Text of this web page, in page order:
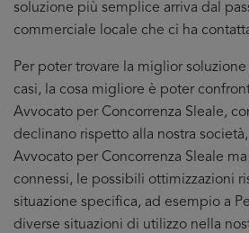
soluzione più semplice arriva dal
commerciale locale che ci ha
Per poter trovare la miglior
casi, la cosa migliore è poter
Avvocato per Concorrenza Sleale,
declinano rispetto alla nostra
Avvocato per Concorrenza Sleale
connessi, le possibili ottimizzazioni
situazione specifica, ad esempio a
diverse situazioni di utilizzo nella